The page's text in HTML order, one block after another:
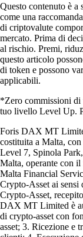
Questo contenuto è a
come una
di criptovalute
mercato. Prima di
al rischio. Premi,
questo articolo
di token e possono
applicabili.
*Zero commissioni
tuo livello Level Up.
Foris DAX MT
costituita a Malta,
Level 7, Spinola
Malta, operante con il
Malta Financial
Crypto-Asset ai sensi
Crypto-Asset,
DAX MT Limited è
di crypto-asset con
asset; 3. Ricezione e